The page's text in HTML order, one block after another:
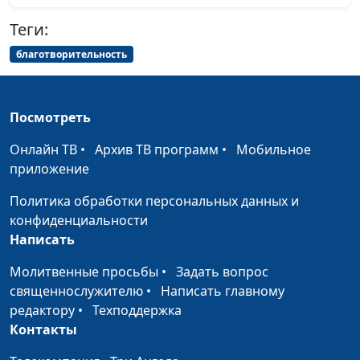
получать
благословения
музыкант
4 главных секрета
счастья
священнослужитель,
Библия о семье
Вадим Трусюк,
Библейский взгляд на
христианскую музыку
Вадим Трусюк,
Николай Качалов,
Теги:
благотворительность
Посмотреть
Онлайн ТВ • Архив ТВ программ • Мобильное
приложение
Политика обработки персональных данных и
конфиденциальности
Написать
Молитвенные просьбы • Задать вопрос
священнослужителю • Написать главному
редактору • Техподдержка
Контакты